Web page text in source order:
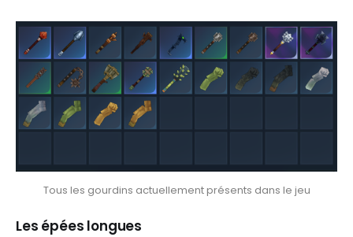
Tous les gourdins actuellement présents dans le jeu
Les épées longues